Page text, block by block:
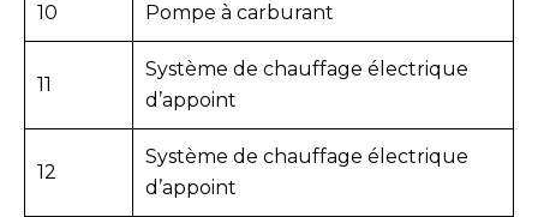
10 Pompe à carburant
11
Système de chauffage électrique
d’appoint
12
Système de chauffage électrique
d’appoint